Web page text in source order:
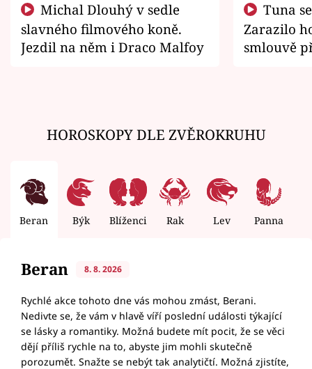
slavného filmového koně.
Jezdil na něm i Draco Malfoy
Zarazilo
smlouvě
HOROSKOPY DLE ZVĚROKRUHU
Beran Býk Blíženci Rak Lev Panna
Beran 8. 8. 2026
Rychlé akce tohoto dne vás mohou zmást, Berani.
Nedivte se, že vám v hlavě víří poslední události týkající
se lásky a romantiky. Možná budete mít pocit, že se věci
dějí příliš rychle na to, abyste jim mohli skutečně
porozumět. Snažte se nebýt tak analytičtí. Možná zjistíte,